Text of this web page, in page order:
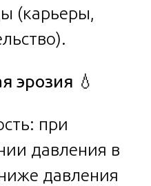
(карьеры,
эрозия 💧
при
давления в
давления